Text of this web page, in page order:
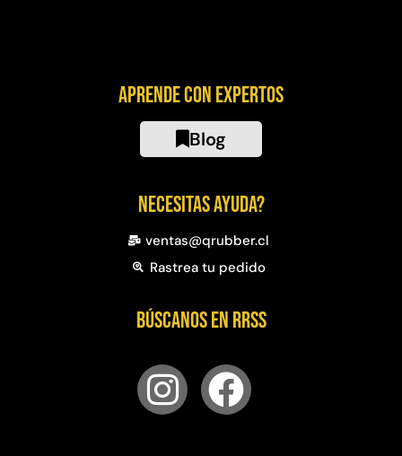
Aprende con expertos
Blog
Necesitas ayuda?
ventas@qrubber.cl
Rastrea tu pedido
Búscanos en RRSS